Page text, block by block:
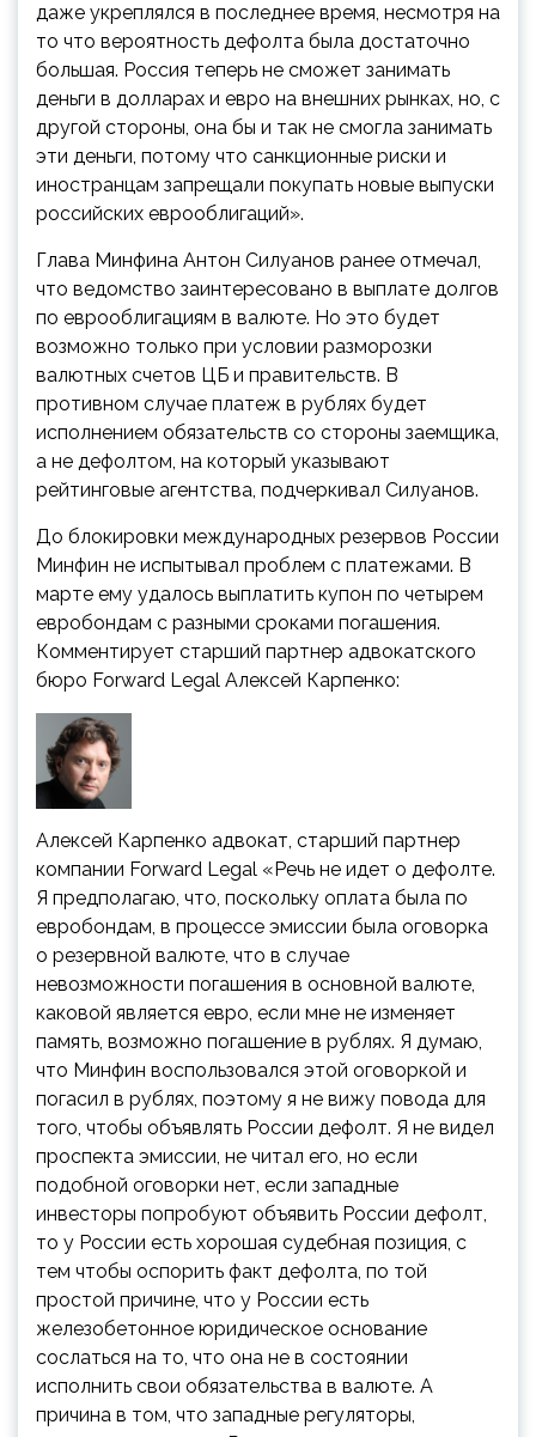
даже укреплялся в последнее время, несмотря на
то что вероятность дефолта была достаточно
большая. Россия теперь не сможет занимать
деньги в долларах и евро на внешних рынках, но, с
другой стороны, она бы и так не смогла занимать
эти деньги, потому что санкционные риски и
иностранцам запрещали покупать новые выпуски
российских еврооблигаций».
Глава Минфина Антон Силуанов ранее отмечал,
что ведомство заинтересовано в выплате долгов
по еврооблигациям в валюте. Но это будет
возможно только при условии разморозки
валютных счетов ЦБ и правительств. В
противном случае платеж в рублях будет
исполнением обязательств со стороны заемщика,
а не дефолтом, на который указывают
рейтинговые агентства, подчеркивал Силуанов.
До блокировки международных резервов России
Минфин не испытывал проблем с платежами. В
марте ему удалось выплатить купон по четырем
евробондам с разными сроками погашения.
Комментирует старший партнер адвокатского
бюро Forward Legal Алексей Карпенко:
Алексей Карпенко адвокат, старший партнер
компании Forward Legal «Речь не идет о дефолте.
Я предполагаю, что, поскольку оплата была по
евробондам, в процессе эмиссии была оговорка
о резервной валюте, что в случае
невозможности погашения в основной валюте,
каковой является евро, если мне не изменяет
память, возможно погашение в рублях. Я думаю,
что Минфин воспользовался этой оговоркой и
погасил в рублях, поэтому я не вижу повода для
того, чтобы объявлять России дефолт. Я не видел
проспекта эмиссии, не читал его, но если
подобной оговорки нет, если западные
инвесторы попробуют объявить России дефолт,
то у России есть хорошая судебная позиция, с
тем чтобы оспорить факт дефолта, по той
простой причине, что у России есть
железобетонное юридическое основание
сослаться на то, что она не в состоянии
исполнить свои обязательства в валюте. А
причина в том, что западные регуляторы,